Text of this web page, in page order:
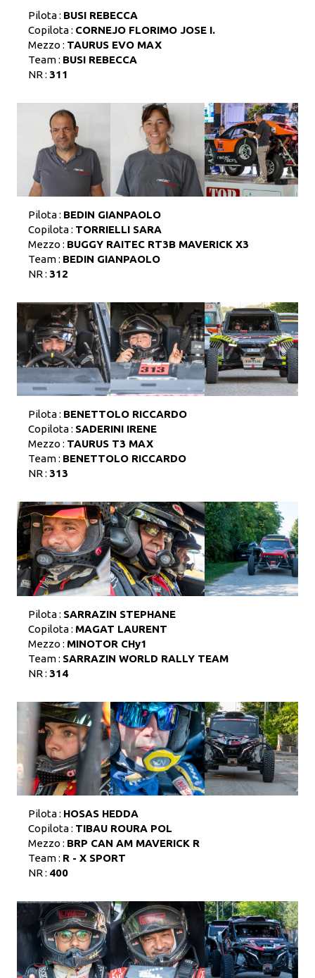
Pilota : BUSI REBECCA
Copilota : CORNEJO FLORIMO JOSE I.
Mezzo : TAURUS EVO MAX
Team : BUSI REBECCA
NR : 311
Pilota : BEDIN GIANPAOLO
Copilota : TORRIELLI SARA
Mezzo : BUGGY RAITEC RT3B MAVERICK X3
Team : BEDIN GIANPAOLO
NR : 312
Pilota : BENETTOLO RICCARDO
Copilota : SADERINI IRENE
Mezzo : TAURUS T3 MAX
Team : BENETTOLO RICCARDO
NR : 313
Pilota : SARRAZIN STEPHANE
Copilota : MAGAT LAURENT
Mezzo : MINOTOR CHy1
Team : SARRAZIN WORLD RALLY TEAM
NR : 314
Pilota : HOSAS HEDDA
Copilota : TIBAU ROURA POL
Mezzo : BRP CAN AM MAVERICK R
Team : R - X SPORT
NR : 400